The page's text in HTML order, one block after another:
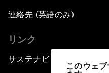
このウェ
連絡先 (英語のみ)
リンク
サステナビリティへの取り